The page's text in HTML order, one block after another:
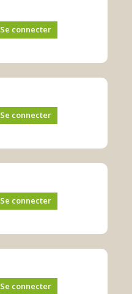
Se connecter
Se connecter
Se connecter
Se connecter